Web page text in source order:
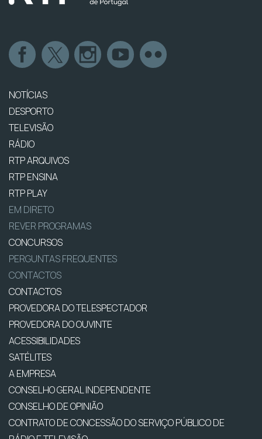
NOTÍCIAS
DESPORTO
TELEVISÃO
RÁDIO
RTP ARQUIVOS
RTP ENSINA
RTP PLAY
EM DIRETO
REVER PROGRAMAS
CONCURSOS
PERGUNTAS FREQUENTES
CONTACTOS
CONTACTOS
PROVEDORA DO TELESPECTADOR
PROVEDORA DO OUVINTE
ACESSIBILIDADES
SATÉLITES
A EMPRESA
CONSELHO GERAL INDEPENDENTE
CONSELHO DE OPINIÃO
CONTRATO DE CONCESSÃO DO SERVIÇO PÚBLICO DE